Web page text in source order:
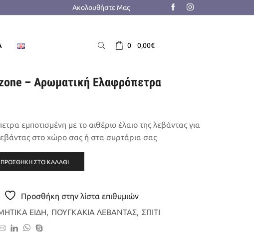
Ακολουθήστε Μας
0 0,00€
– Αρωματική Ελαφρόπετρα
εμποτισμένη με το αιθέριο έλαιο της λεβάντας για
στο χώρο σας ή στα συρτάρια σας
ΠΡΟΣΘΉΚΗ ΣΤΟ ΚΑΛΆΘΙ
Προσθήκη στην λίστα επιθυμιών
ΕΙΔΗ, ΠΟΥΓΚΑΚΙΑ ΛΕΒΑΝΤΑΣ, ΣΠΙΤΙ